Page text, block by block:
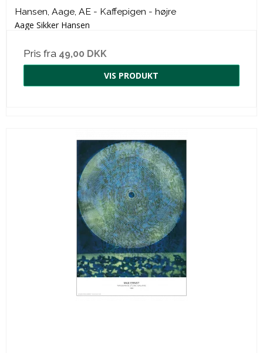
Hansen, Aage, AE - Kaffepigen - højre
Aage Sikker Hansen
Pris fra 49,00 DKK
VIS PRODUKT